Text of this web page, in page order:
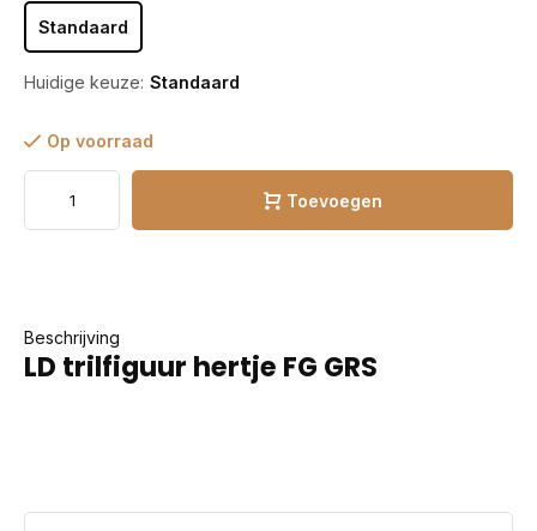
Standaard
Huidige keuze: Standaard
Op voorraad
Toevoegen
Beschrijving
LD trilfiguur hertje FG GRS